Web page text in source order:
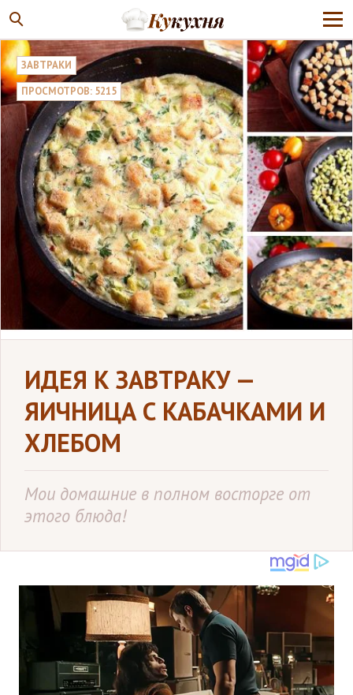
ЗАВТРАКИ
ПРОСМОТРОВ: 5215
ИДЕЯ К ЗАВТРАКУ —
ЯИЧНИЦА С КАБАЧКАМИ И
ХЛЕБОМ
Мои домашние в полном восторге от
этого блюда!